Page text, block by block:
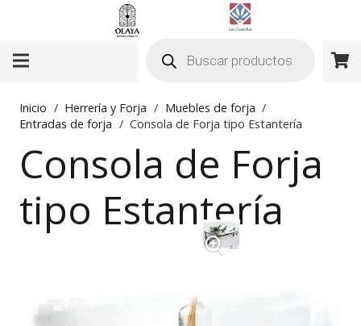
productos
Inicio / Herrería y Forja / Muebles de forja /
Entradas de forja / Consola de Forja tipo Estantería
Consola de Forja
tipo Estantería